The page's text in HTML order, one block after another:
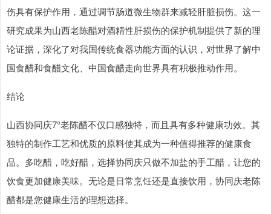
伤具有保护作用，通过调节肠道微生物群来减轻肝脏损伤。这一
研究成果为山西老陈醋对酒精性肝损伤的保护机制提供了新的理
论证据，深化了对我国传统食器功能方面的认识，对世界了解中
国食醋和食醋文化、中国食醋走向世界具有积极推动作用。
结论
山西协同庆7°老陈醋不仅口感独特，而且具有多种健康功效。其
独特的制作工艺和优质的原料使其成为一种值得推荐的健康食
品。多吃醋，吃好醋，选择协同庆只做不加盐的手工醋，让您的
饮食更加健康美味。无论是日常烹饪还是直接饮用，协同庆老陈
醋都是您健康生活的理想选择。